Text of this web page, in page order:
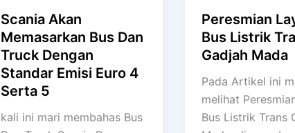
Scania Akan
Memasarkan Bus Dan
Truck Dengan
Standar Emisi Euro 4
Serta 5
kali ini mari membahas Bus
Peresmian
Bus Listrik
Gadjah Mada
Pada Artikel ini
melihat
Bus Listrik Trans